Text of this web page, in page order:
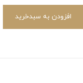
افزودن به سبدخرید